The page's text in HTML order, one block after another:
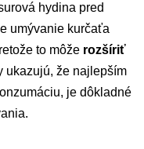
hydina pred
umývanie kurčaťa
to môže rozšíriť
ukazujú, že najlepším
je dôkladné